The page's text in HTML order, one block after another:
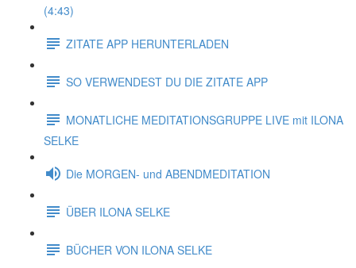
(4:43)
ZITATE APP HERUNTERLADEN
SO VERWENDEST DU DIE ZITATE APP
MONATLICHE MEDITATIONSGRUPPE LIVE mit ILONA
SELKE
Die MORGEN- und ABENDMEDITATION
ÜBER ILONA SELKE
BÜCHER VON ILONA SELKE